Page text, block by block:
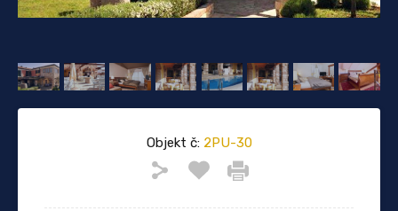
Objekt č:2PU-30